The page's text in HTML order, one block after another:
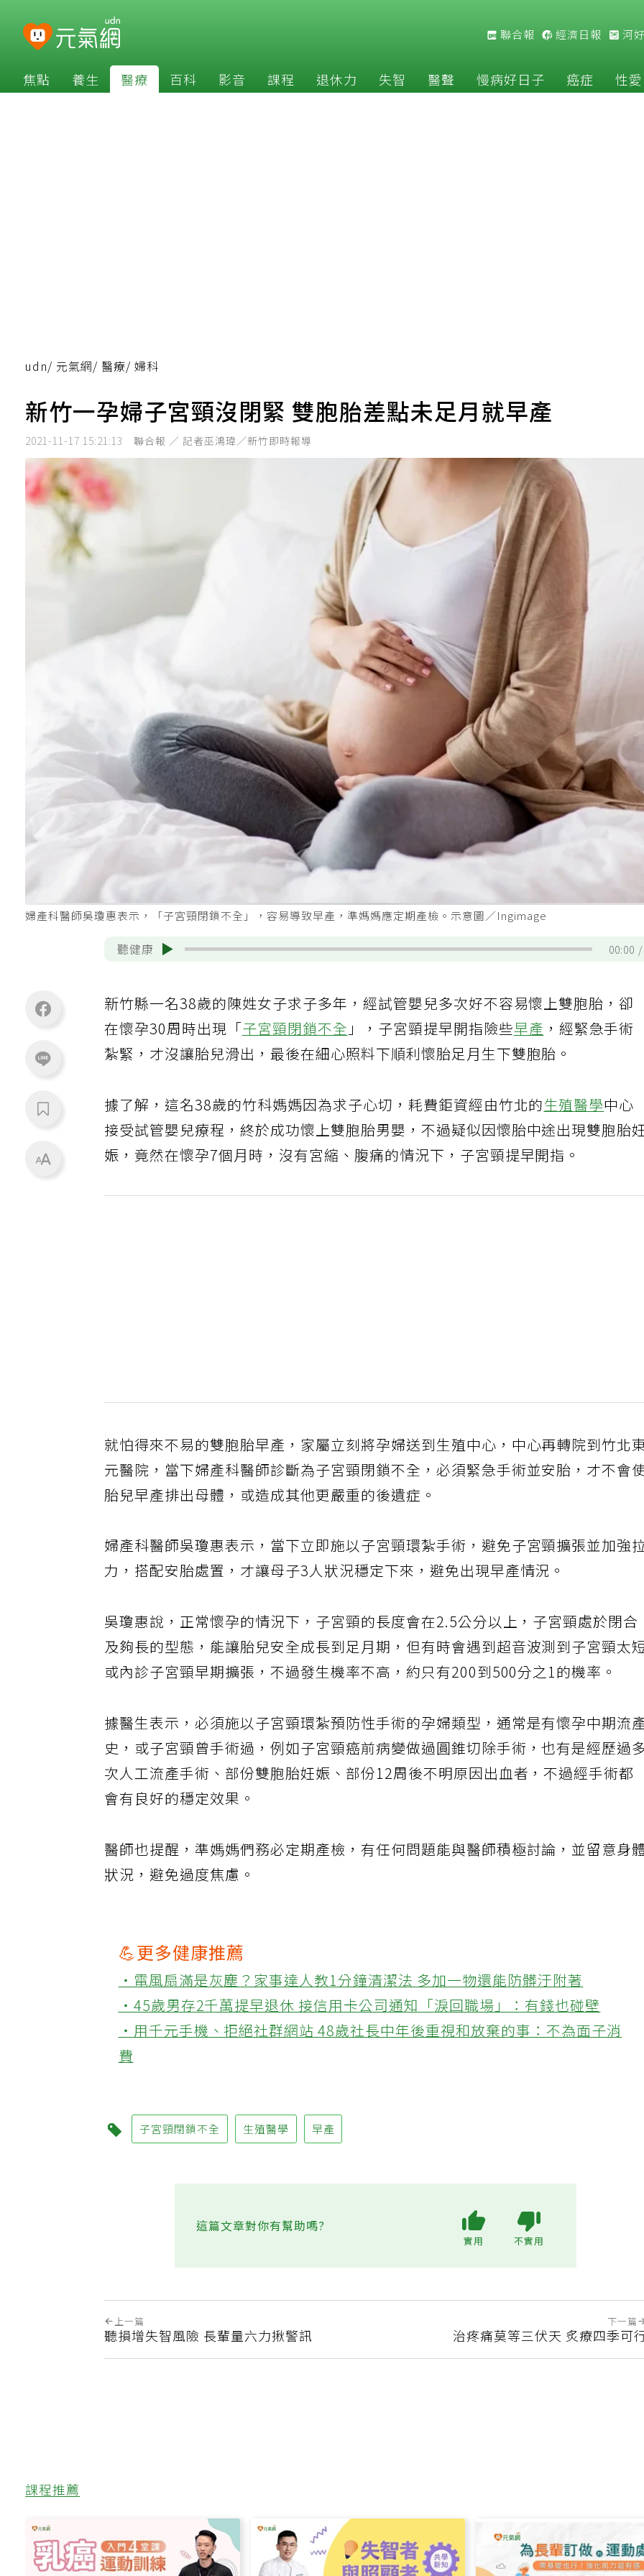
聯合報 經濟日報 河
焦點 養生 醫療 百科 影音 課程 退休力 失智 醫聲 慢病好日子 癌症 性愛
udn/ 元氣網/ 醫療/ 婦科
新竹一孕婦子宮頸沒閉緊 雙胞胎差點未足月就早產
2021-11-17 15:21:13 聯合報 ／ 記者巫鴻瑋／新竹即時報導
婦產科醫師吳瓊惠表示，「子宮頸閉鎖不全」，容易導致早產，準媽媽應定期產檢。示意圖／Ingimage
聽健康 00:00
新竹縣一名38歲的陳姓女子求子多年，經試管嬰兒多次好不容易懷上雙胞胎，卻
在懷孕30周時出現「子宮頸閉鎖不全」，子宮頸提早開指險些早產 ，經緊急手術
紮緊，才沒讓胎兒滑出，最後在細心照料下順利懷胎足月生下雙胞胎。
據了解，這名38歲的竹科媽媽因為求子心切，耗費鉅資經由竹北的生殖醫學中心
接受試管嬰兒療程，終於成功懷上雙胞胎男嬰，不過疑似因懷胎中途出現雙胞胎
娠，竟然在懷孕7個月時，沒有宮縮、腹痛的情況下，子宮頸提早開指。
就怕得來不易的雙胞胎早產，家屬立刻將孕婦送到生殖中心，中心再轉院到竹北
元醫院，當下婦產科醫師診斷為子宮頸閉鎖不全，必須緊急手術並安胎，才不會
胎兒早產排出母體，或造成其他更嚴重的後遺症。
婦產科醫師吳瓊惠表示，當下立即施以子宮頸環紮手術，避免子宮頸擴張並加強
力，搭配安胎處置，才讓母子3人狀況穩定下來，避免出現早產情況。
吳瓊惠說，正常懷孕的情況下，子宮頸的長度會在2.5公分以上，子宮頸處於閉合
及夠長的型態，能讓胎兒安全成長到足月期，但有時會遇到超音波測到子宮頸太
或內診子宮頸早期擴張，不過發生機率不高，約只有200到500分之1的機率。
據醫生表示，必須施以子宮頸環紮預防性手術的孕婦類型，通常是有懷孕中期流
史，或子宮頸曾手術過，例如子宮頸癌前病變做過圓錐切除手術，也有是經歷過
次人工流產手術、部份雙胞胎妊娠、部份12周後不明原因出血者，不過經手術都
會有良好的穩定效果。
醫師也提醒，準媽媽們務必定期產檢，有任何問題能與醫師積極討論，並留意身
狀況，避免過度焦慮。
💪更多健康推薦
‧電風扇滿是灰塵？家事達人教1分鐘清潔法 多加一物還能防髒汙附著
‧45歲男存2千萬提早退休 接信用卡公司通知「淚回職場」：有錢也碰壁
‧用千元手機、拒絕社群網站 48歲社長中年後重視和放棄的事：不為面子消
費
子宮頸閉鎖不全 生殖醫學 早產
這篇文章對你有幫助嗎?
上一篇
聽損增失智風險 長輩量六力揪警訊
下一篇
治疼痛莫等三伏天 炙療四季可行
課程推薦